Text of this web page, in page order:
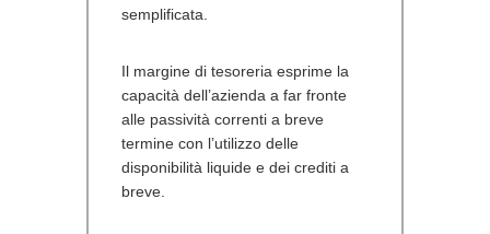
semplificata.
Il margine di tesoreria esprime la
capacità dell’azienda a far fronte
alle passività correnti a breve
termine con l’utilizzo delle
disponibilità liquide e dei crediti a
breve.